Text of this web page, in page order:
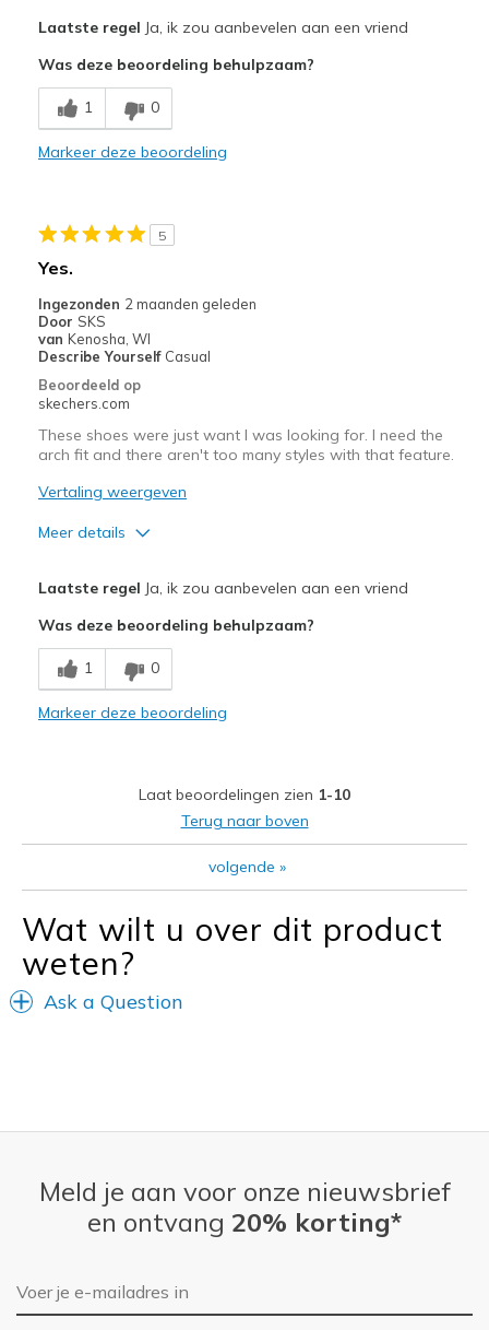
Breathe Well
Durable
Too narrow at arch
Beste toepassingen
Casual Wear
Width
Sizing
View On Shoes
I'm Into Shoes
Laatste regel Ja, ik zou aanbevelen aan een vriend
Was deze beoordeling behulpzaam?
1 0
Markeer deze beoordeling
5
Yes.
Ingezonden 2 maanden geleden
Door SKS
van Kenosha, WI
Describe Yourself Casual
Beoordeeld op
skechers.com
These shoes were just want I was looking for. I need the
arch fit and there aren't too many styles with that feature.
Vertaling weergeven
Meer details
Comfortable
Stylish
Feels true to width
Laatste regel Ja, ik zou aanbevelen aan een vriend
Was deze beoordeling behulpzaam?
1 0
Markeer deze beoordeling
Laat beoordelingen zien 1-10
Terug naar boven
volgende »
Wat wilt u over dit product
weten?
Ask a Question
Meld je aan voor onze nieuwsbrief
en ontvang 20% korting*
E-mailadres